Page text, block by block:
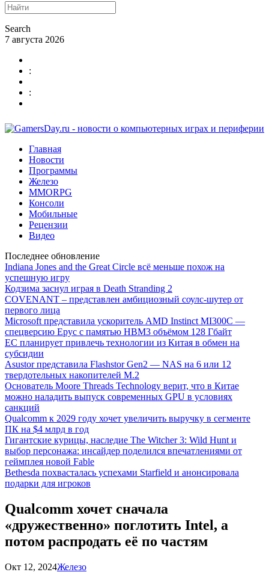
Search
7 августа 2026
:
:
Главная
Новости
Программы
Железо
MMORPG
Консоли
Мобильные
Рецензии
Видео
Последнее обновление
Indiana Jones and the Great Circle всё меньше похож на
успешную игру
Кодзима заснул играя в Death Stranding 2
COVENANT – представлен амбициозный соулс-шутер от
первого лица
Microsoft представила ускоритель AMD Instinct MI300C —
спецверсию Epyc с памятью HBM3 объёмом 128 Гбайт
ЕС планирует привлечь технологии из Китая в обмен на
субсидии
Asustor представила Flashstor Gen2 — NAS на 6 или 12
твердотельных накопителей M.2
Основатель Moore Threads Technology верит, что в Китае
можно наладить выпуск современных GPU в условиях
санкций
Qualcomm к 2029 году хочет увеличить выручку в сегменте
ПК на $4 млрд в год
Гигантские курицы, наследие The Witcher 3: Wild Hunt и
выбор персонажа: инсайдер поделился впечатлениями от
геймплея новой Fable
Bethesda похвасталась успехами Starfield и анонсировала
подарки для игроков
Qualcomm хочет сначала
«дружественно» поглотить Intel, а
потом распродать её по частям
Окт 12, 2024Железо